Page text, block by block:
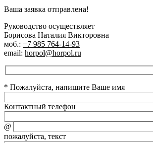
Ваша заявка отправлена!
Руководство осуществляет
Борисова Наталия Викторовна
моб.: +7 985 764-14-93
email: horpol@horpol.ru
* Пожалуйста, напишите Ваше имя
Контактный телефон
@
пожалуйста, текст